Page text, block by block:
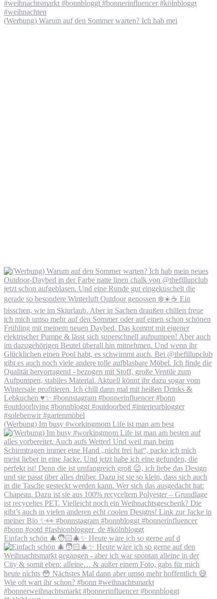
(Werbung) Warum auf den Sommer warten? Ich hab mei
(Werbung) Im busy #workingmom Life ist man am best
Einfach schön 🎄🧑🏻‍🎄✨ Heute wäre ich so gerne auf d